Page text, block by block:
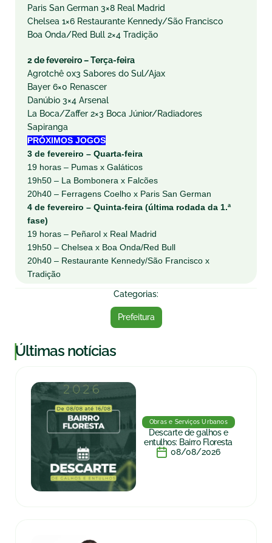
Paris San German 3×8 Real Madrid
Chelsea 1×6 Restaurante Kennedy/São Francisco
Boa Onda/Red Bull 2×4 Tradição
2 de fevereiro – Terça-feira
Agrotchê 0x3 Sabores do Sul/Ajax
Bayer 6×0 Renascer
Danúbio 3×4 Arsenal
La Boca/Zaffer 2×3 Boca Júnior/Radiadores
Sapiranga
PRÓXIMOS JOGOS
3 de fevereiro – Quarta-feira
19 horas – Pumas x Galáticos
19h50 – La Bombonera x Falcões
20h40 – Ferragens Coelho x Paris San German
4 de fevereiro – Quinta-feira (última rodada da 1.ª
fase)
19 horas – Peñarol x Real Madrid
19h50 – Chelsea x Boa Onda/Red Bull
20h40 – Restaurante Kennedy/São Francisco x
Tradição
Categorias:
Prefeitura
|Últimas notícias
Obras e Serviços Urbanos
Descarte de galhos e
entulhos: Bairro Floresta
08/08/2026